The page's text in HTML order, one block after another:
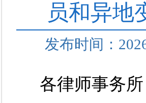
员和异地
发布时间：
各律师事务所